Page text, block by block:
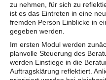
zu nehmen, für sich zu
ist es das Eintreten in eine
fremden Person Einblicke in
gegeben werden.
Im ersten Modul werden
planvolle Steuerung des
werden Einstiege in die
Auftragsklärung reflektiert.